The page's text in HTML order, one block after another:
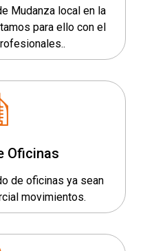
Mudanza local en la
para ello con el
Oficinas
de oficinas ya sean
movimientos.